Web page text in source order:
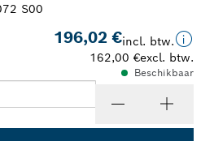
S00
196,02 €incl. btw.
162,00 €excl. btw.
Beschikbaar